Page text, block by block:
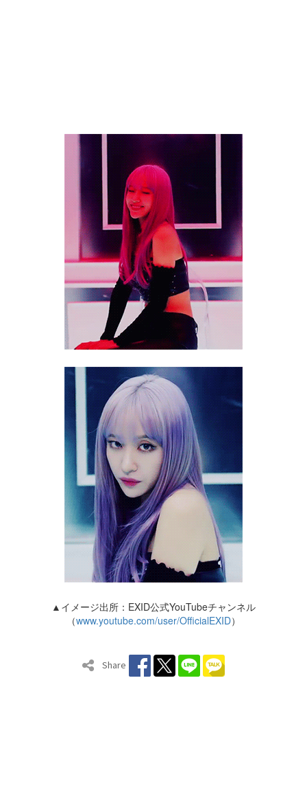
▲イメージ出所：EXID公式YouTubeチャンネル
（www.youtube.com/user/OfficialEXID）
Share